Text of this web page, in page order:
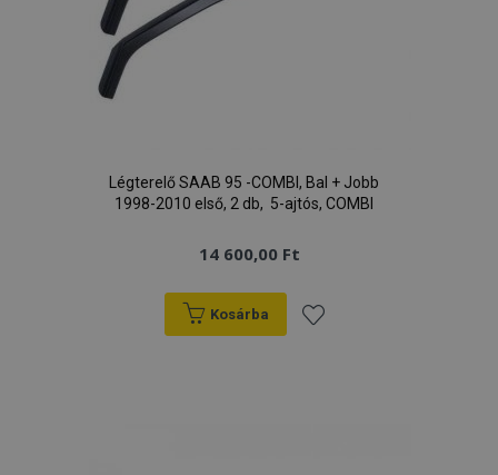
Légterelő SAAB 95 -COMBI, Bal + Jobb
1998-2010 első, 2 db, 5-ajtós, COMBI
14 600,00 Ft
Kosárba